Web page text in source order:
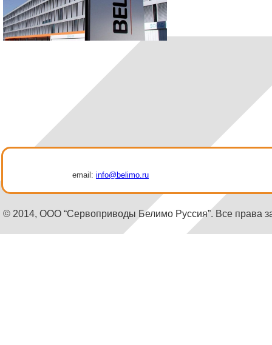
email: info@belimo.ru
© 2014, ООО “Сервоприводы Белимо Руссия”. Все права